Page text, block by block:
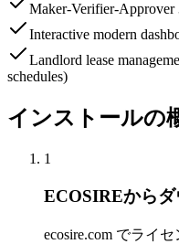
Maker-Verifier-
Interactive modern
Landlord lease
schedules)
インストールの
1
ECOSIREから
ecosire.com でライ